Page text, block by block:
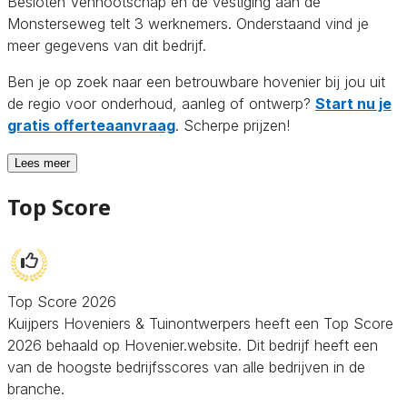
Monsterseweg telt 3 werknemers. Onderstaand vind je
meer gegevens van dit bedrijf.
Ben je op zoek naar een betrouwbare hovenier bij jou uit
de regio voor onderhoud, aanleg of ontwerp? Start nu je
gratis offerteaanvraag. Scherpe prijzen!
Lees meer
Top Score
Top Score 2026
Kuijpers Hoveniers & Tuinontwerpers heeft een Top Score
2026 behaald op Hovenier.website. Dit bedrijf heeft een
van de hoogste bedrijfsscores van alle bedrijven in de
branche.